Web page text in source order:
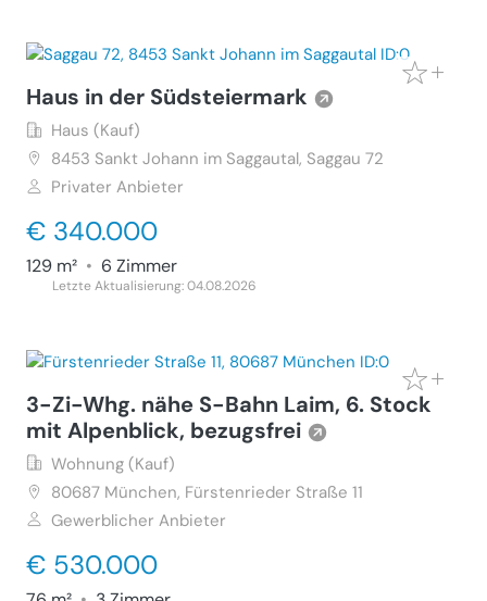
Haus in der Südsteiermark
Haus (Kauf)
8453 Sankt Johann im Saggautal, Saggau 72
Privater Anbieter
€ 340.000
129 m² • 6 Zimmer
Letzte Aktualisierung: 04.08.2026
3-Zi-Whg. nähe S-Bahn Laim, 6. Stock
mit Alpenblick, bezugsfrei
Wohnung (Kauf)
80687 München, Fürstenrieder Straße 11
Gewerblicher Anbieter
€ 530.000